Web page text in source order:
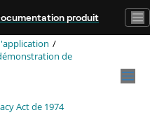
produit
de
Act de 1974